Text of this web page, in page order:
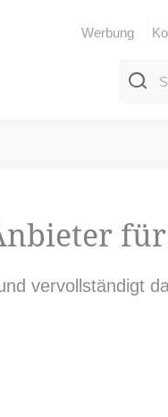
Werbung
vervollständigt